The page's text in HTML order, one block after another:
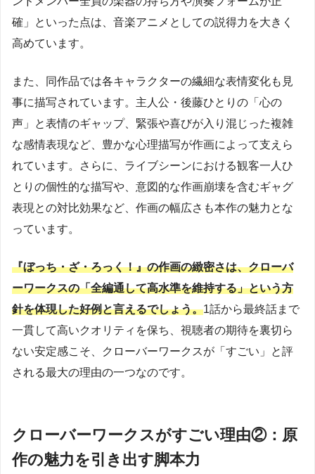
確」といった点は、音楽アニメとしての説得力を大きく
高めています。
また、同作品では各キャラクターの繊細な表情変化も見
事に描写されています。主人公・後藤ひとりの「心の
声」と表情のギャップ、緊張や喜びが入り混じった複雑
な感情表現など、豊かな心理描写が作画によって支えら
れています。さらに、ライブシーンにおける観客一人ひ
とりの個性的な描写や、意図的な作画崩壊を含むギャグ
表現との対比効果など、作画の幅広さも本作の魅力とな
っています。
『ぼっち・ざ・ろっく！』の作画の緻密さは、クローバ
ーワークスの「全編通して高水準を維持する」という方
針を体現した好例と言えるでしょう。1話から最終話まで
一貫して高いクオリティを保ち、視聴者の期待を裏切ら
ない安定感こそ、クローバーワークスが「すごい」と評
される最大の理由の一つなのです。
クローバーワークスがすごい理由②：原
作の魅力を引き出す脚本力